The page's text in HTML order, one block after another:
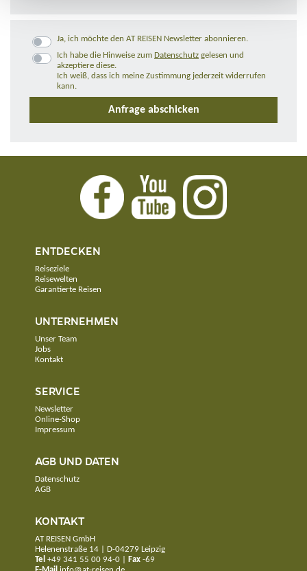
Ja, ich möchte den AT REISEN Newsletter abonnieren.
Ich habe die Hinweise zum Datenschutz gelesen und
akzeptiere diese.
Ich weiß, dass ich meine Zustimmung jederzeit widerrufen
kann.
ENTDECKEN
Reiseziele
Reisewelten
Garantierte Reisen
UNTERNEHMEN
Unser Team
Jobs
Kontakt
SERVICE
Newsletter
Online-Shop
Impressum
AGB UND DATEN
Datenschutz
AGB
KONTAKT
AT REISEN GmbH
Helenenstraße 14 | D-04279 Leipzig
Tel +49 341 55 00 94-0 Fax -69